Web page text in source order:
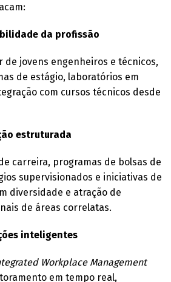
da profissão
de jovens engenheiros e técnicos,
de estágio, laboratórios em
com cursos técnicos desde
estruturada
carreira, programas de bolsas de
supervisionados e iniciativas de
diversidade e atração de
de áreas correlatas.
inteligentes
Workplace Management
em tempo real,